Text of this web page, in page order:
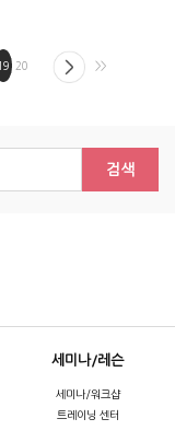
20 >>
검색
세미나/레슨
세미나/워크샵
트레이닝 센터